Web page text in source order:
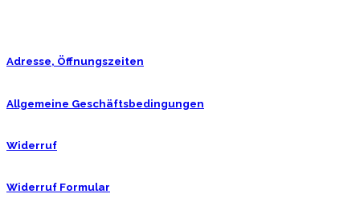
Adresse, Öffnungszeiten
Allgemeine Geschäftsbedingungen
Widerruf
Widerruf Formular